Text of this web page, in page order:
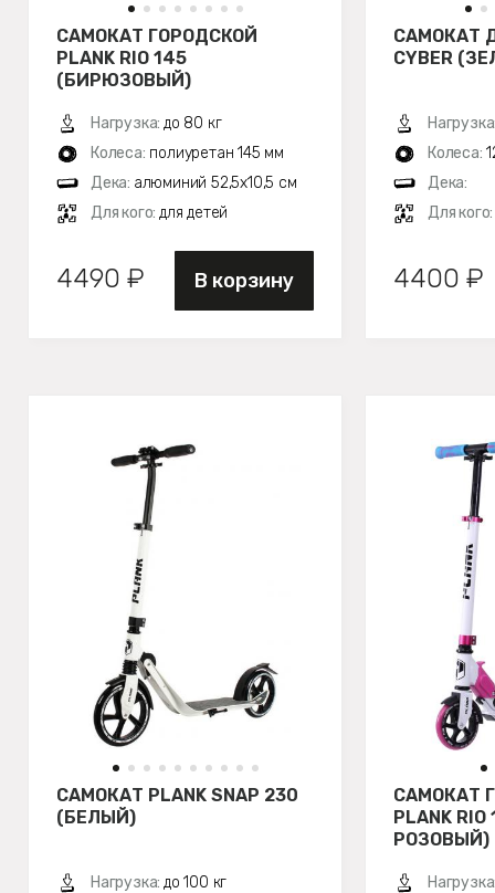
САМОКАТ ГОРОДСКОЙ
PLANK RIO 145
(БИРЮЗОВЫЙ)
Нагрузка: до 80 кг
Колеса: полиуретан 145 мм
Дека: алюминий 52,5х10,5 см
Для кого: для детей
4490 ₽ В корзину
САМОКАТ
CYBER
Колеса:
Дека:
Для кого:
4400 ₽
САМОКАТ PLANK SNAP 230
(БЕЛЫЙ)
Нагрузка: до 100 кг
САМОКАТ
PLANK
РОЗОВЫЙ)